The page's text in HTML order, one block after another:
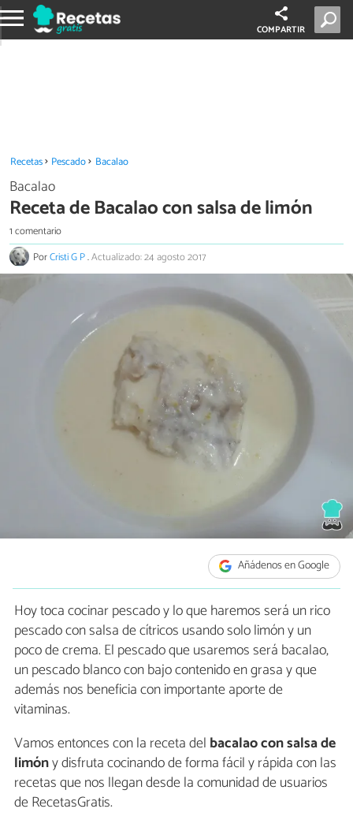
COMPARTIR
Recetas Pescado Bacalao
Bacalao
Receta de Bacalao con salsa de limón
1 comentario
PorCristi G P.Actualizado: 24 agosto 2017
Añádenos en Google
Hoy toca cocinar pescado y lo que haremos será un rico
pescado con salsa de cítricos usando solo limón y un
poco de crema. El pescado que usaremos será bacalao,
un pescado blanco con bajo contenido en grasa y que
además nos beneficia con importante aporte de
vitaminas.
Vamos entonces con la receta del bacalao con salsa de
limóny disfruta cocinando de forma fácil y rápida con las
recetas que nos llegan desde la comunidad de usuarios
de RecetasGratis.